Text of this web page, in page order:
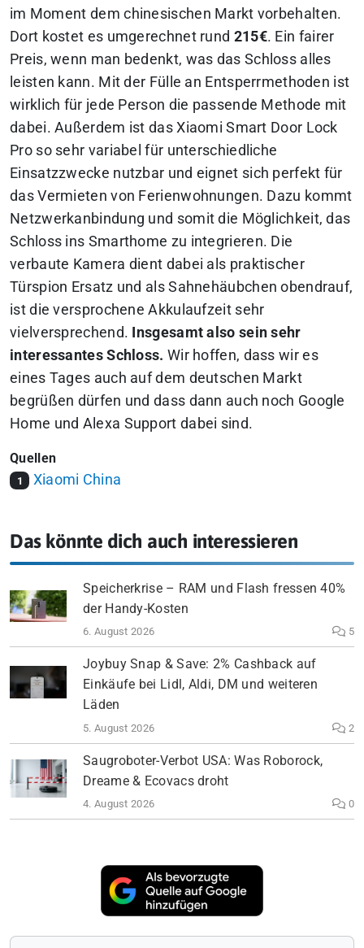
im Moment dem chinesischen Markt vorbehalten.
Dort kostet es umgerechnet rund 215€. Ein fairer
Preis, wenn man bedenkt, was das Schloss alles
leisten kann. Mit der Fülle an Entsperrmethoden ist
wirklich für jede Person die passende Methode mit
dabei. Außerdem ist das Xiaomi Smart Door Lock
Pro so sehr variabel für unterschiedliche
Einsatzzwecke nutzbar und eignet sich perfekt für
das Vermieten von Ferienwohnungen. Dazu kommt
Netzwerkanbindung und somit die Möglichkeit, das
Schloss ins Smarthome zu integrieren. Die
verbaute Kamera dient dabei als praktischer
Türspion Ersatz und als Sahnehäubchen obendrauf,
ist die versprochene Akkulaufzeit sehr
vielversprechend. Insgesamt also sein sehr
interessantes Schloss. Wir hoffen, dass wir es
eines Tages auch auf dem deutschen Markt
begrüßen dürfen und dass dann auch noch Google
Home und Alexa Support dabei sind.
Quellen
1 Xiaomi China
Das könnte dich auch interessieren
Speicherkrise – RAM und Flash fressen 40%
der Handy-Kosten
6. August 2026 5
Joybuy Snap & Save: 2% Cashback auf
Einkäufe bei Lidl, Aldi, DM und weiteren
Läden
5. August 2026 2
Saugroboter-Verbot USA: Was Roborock,
Dreame & Ecovacs droht
4. August 2026 0